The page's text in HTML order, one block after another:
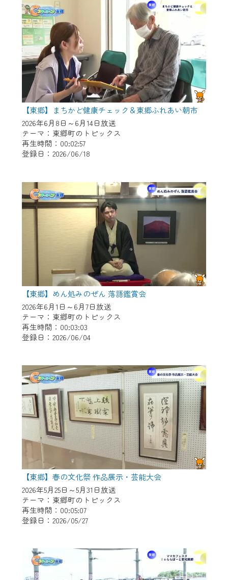
【東郷】まちかど健康チェック＆東郷ふれあい朝市
2026年6月8日～6月14日放送
テーマ：東郷町のトピックス
再生時間：00:02:57
登録日：2026/06/18
【東郷】めん処みのぜん 落語鑑賞会
2026年6月1日～6月7日放送
テーマ：東郷町のトピックス
再生時間：00:03:03
登録日：2026/06/04
【東郷】春の文化祭 作品展示・芸能大会
2026年5月25日～5月31日放送
テーマ：東郷町のトピックス
再生時間：00:05:07
登録日：2026/05/27
（GmailやYahooなどのフリーメールアドレ
スでも作成可能です）
※マイページへのログイン・MyIDの新規登
録はこちらから
※CCNetアプリをご利用中の方は引き続き
ご視聴いただけます。
＜メンテナンス情報＞
CCNetWebTVのリニューアルにともないメ
ンテナンス作業を予定しています。
日時 9/24 9:30～16:30
作業の間は、CCNetWebTVの画面が「メン
テナンス中」になり、ご利用いただけませ
ん。
ご不便をおかけいたしますが、ご了承の程
よろしくお願いいたします。